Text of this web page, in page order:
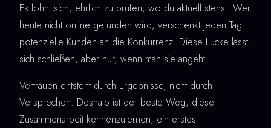
Es lohnt sich, ehrlich zu prüfen, wo du aktuell stehst. Wer
heute nicht online gefunden wird, verschenkt jeden Tag
potenzielle Kunden an die Konkurrenz. Diese Lücke lässt
sich schließen, aber nur, wenn man sie angeht.
Vertrauen entsteht durch Ergebnisse, nicht durch
Versprechen. Deshalb ist der beste Weg, diese
Zusammenarbeit kennenzulernen, ein erstes